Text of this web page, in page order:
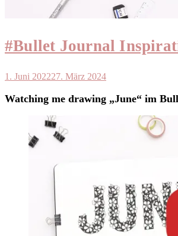
#Bullet Journal
1. Juni 202227. März 2024
Watching me drawing „June“ im